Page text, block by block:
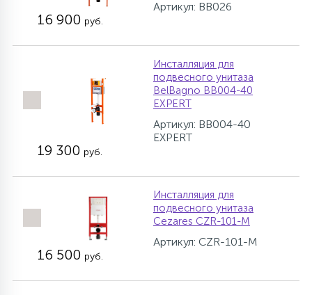
Артикул: BB026
16 900 руб.
Инсталляция для
подвесного унитаза
BelBagno BB004-40
EXPERT
Артикул: BB004-40
EXPERT
19 300 руб.
Инсталляция для
подвесного унитаза
Cezares CZR-101-M
Артикул: CZR-101-M
16 500 руб.